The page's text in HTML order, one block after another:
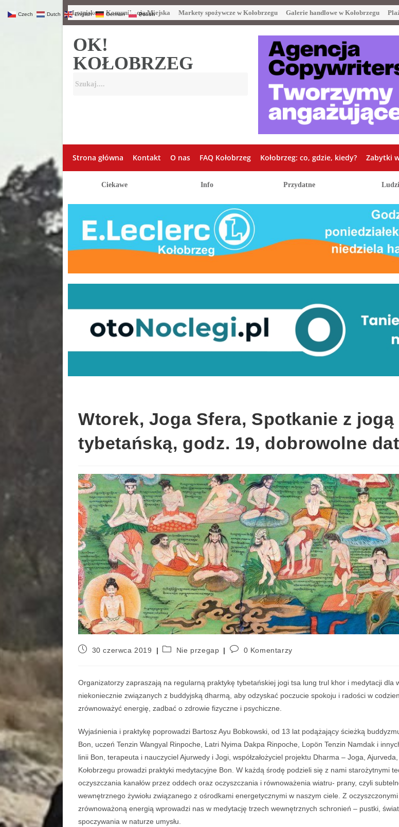
Lotnisko Komunikacja Miejska Markety spożywcze w Kołobrzegu Galerie handlowe w Kołobrzegu
OK!
KOŁOBRZEG
Strona główna Kontakt O nas FAQ Kołobrzeg Kołobrzeg: co, gdzie, kiedy? Zabytki
Ciekawe Info Przydatne
Wtorek, Joga Sfera, Spotkanie z jogą
tybetańską, godz. 19, dobrowolne
30 czerwca 2019 Nie przegap 0 Komentarzy
Organizatorzy zapraszają na regularną praktykę tybetańskiej jogi tsa lung trul khor i medytacji dla
niekoniecznie związanych z buddyjską dharmą, aby odzyskać poczucie spokoju i radości w
zrównoważyć energię, zadbać o zdrowie fizyczne i psychiczne.
Wyjaśnienia i praktykę poprowadzi Bartosz Ayu Bobkowski, od 13 lat podążający ścieżką
Bon, uczeń Tenzin Wangyal Rinpoche, Latri Nyima Dakpa Rinpoche, Lopön Tenzin Namdak i
linii Bon, terapeuta i nauczyciel Ajurwedy i Jogi, współzałożyciel projektu Dharma – Joga,
Kołobrzegu prowadzi praktyki medytacyjne Bon. W każdą środę podzieli się z nami starożytnymi
oczyszczania kanałów przez oddech oraz oczyszczania i równoważenia wiatru- prany, czyli
wewnętrznego żywiołu związanego z ośrodkami energetycznymi w naszym ciele. Z oczyszczonymi
zrównoważoną energią wprowadzi nas w medytację trzech wewnętrznych schronień – pustki,
spoczywania w naturze umysłu.
Czech Dutch English German Polish